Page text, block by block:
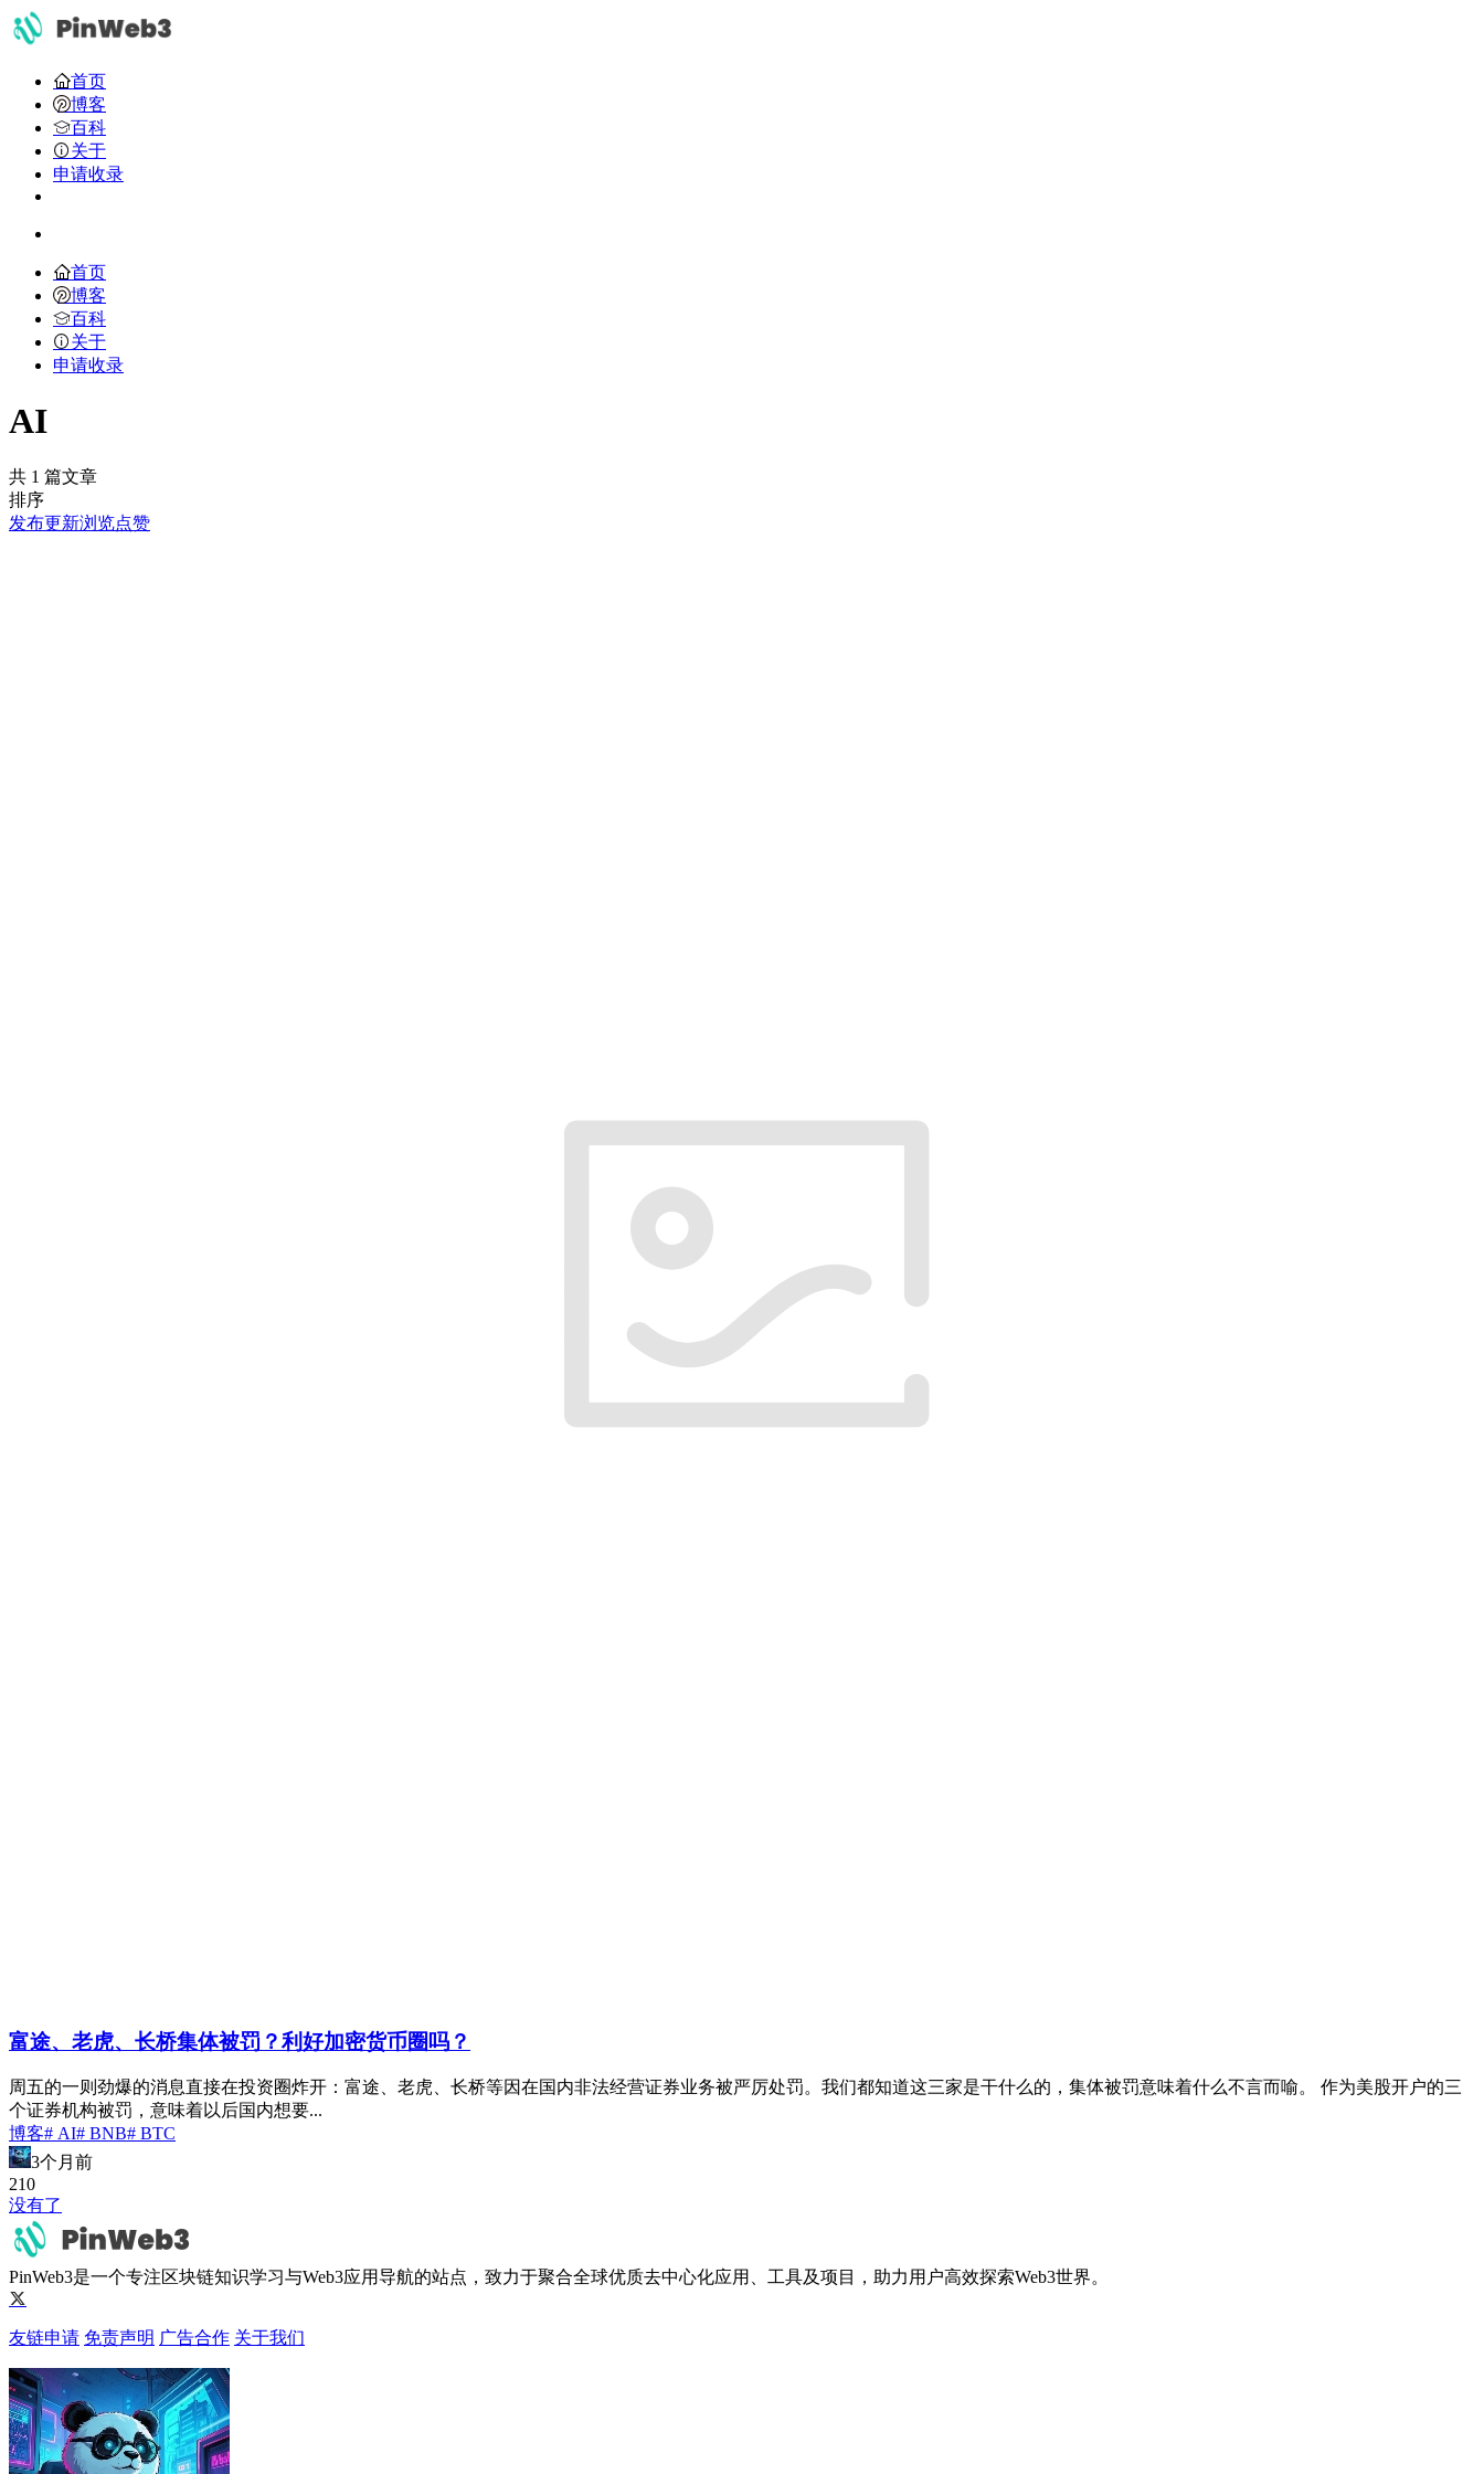
首页
博客
百科
关于
申请收录
首页
博客
百科
关于
申请收录
AI
共 1 篇文章
排序
发布更新浏览点赞
富途、老虎、长桥集体被罚？利好加密货币圈吗？
周五的一则劲爆的消息直接在投资圈炸开：富途、老虎、长桥等因在国内非法经营证券业务被严厉处罚。我们都知道这三家是干什么的，集体被罚意味着什么不言而喻。 作为美股开户的三
个证券机构被罚，意味着以后国内想要...
博客# AI# BNB# BTC
3个月前
210
没有了
PinWeb3是一个专注区块链知识学习与Web3应用导航的站点，致力于聚合全球优质去中心化应用、工具及项目，助力用户高效探索Web3世界。
友链申请 免责声明 广告合作 关于我们